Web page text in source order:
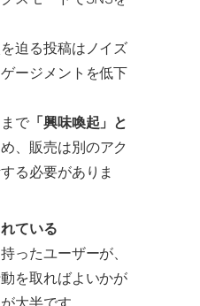
迫る投稿はノイズ
ージメントを低下
で「興味喚起」と
、販売は別のアク
る必要がありま
ている
ったユーザーが、
を取ればよいかが
大半です。